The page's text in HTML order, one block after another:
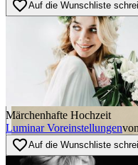
favorite_borderAuf die Wunschliste
Märchenhafte Hochzeit
Luminar Voreinstellungenvon
favorite_borderAuf die Wunschliste